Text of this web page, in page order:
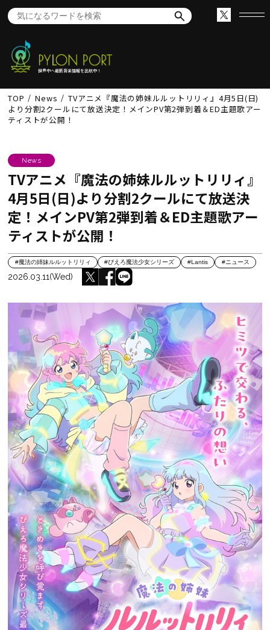
世界中へ最新音楽情報を出航中！
TOP News
TVアニメ『魔法の姉妹ルルットリリィ』4月5日(日)
より分割2クールにて放送決定！メインPV第2弾到着＆ED主題歌アー
ティストが公開！
News
TVアニメ『魔法の姉妹ルルットリリィ』
4月5日(日)より分割2クールにて放送決
定！メインPV第2弾到着＆ED主題歌アー
ティストが公開！
#魔法の姉妹ルルットリリィ #ぴえろ魔法少女シリーズ #Lantis #ニュース
2026.03.11(Wed)